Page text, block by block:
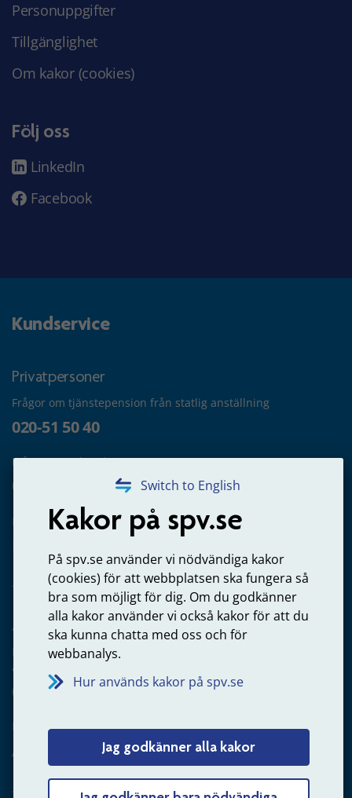
Switch to English
Kakor på spv.se
På spv.se använder vi nödvändiga kakor
(cookies) för att webbplatsen ska fungera så
bra som möjligt för dig. Om du godkänner
alla kakor använder vi också kakor för att du
ska kunna chatta med oss och för
webbanalys.
Hur används kakor på spv.se
Jag godkänner alla kakor
Personuppgifter
Tillgänglighet
Om kakor (cookies)
Följ oss
LinkedIn
Facebook
Kundservice
Privatpersoner
Frågor om tjänstepension från statlig anställning
020-51 50 40
Frågor om utbetalning
020-65 00 65
Kontakta oss
Arbetsgivare
Frågor om administration av tjänstepension från statlig
anställning
060-18 75 03
Kontakta oss
Arbetsgivare – skicka mejl till oss